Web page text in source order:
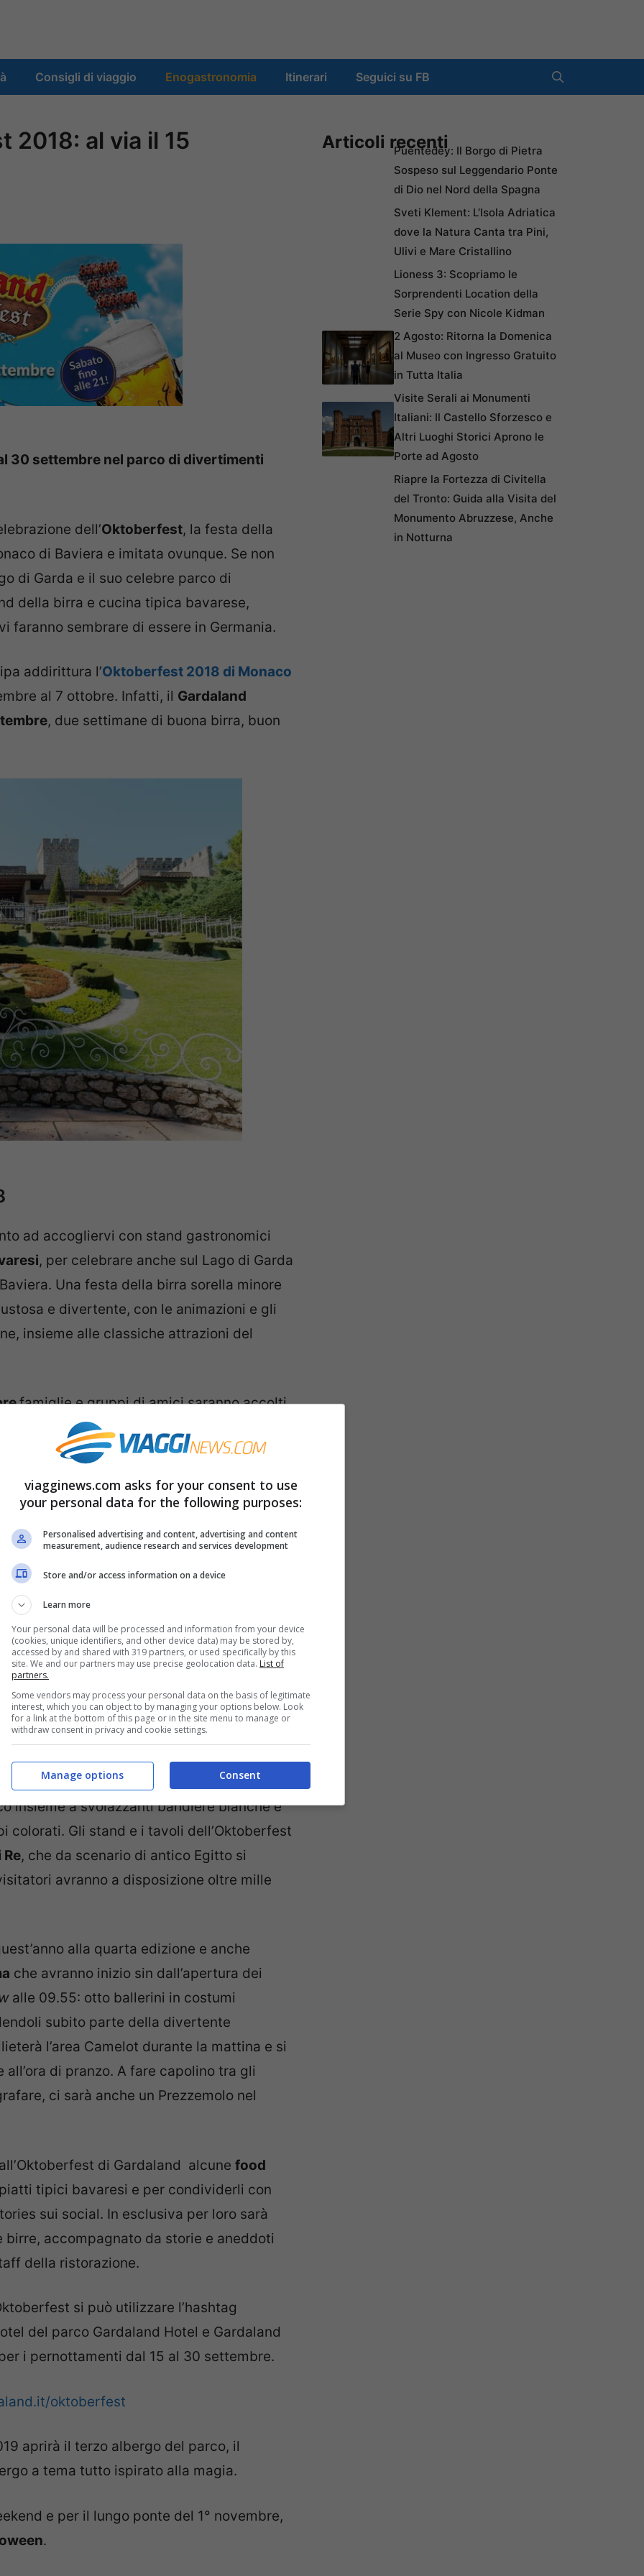
Consigli di viaggio Enogastronomia Itinerari Seguici su FB
2018: al via il 15
30 settembre nel parco di divertimenti
dell’Oktoberfest, la festa della
di Baviera e imitata ovunque. Se non
di Garda e il suo celebre parco di
della birra e cucina tipica bavarese,
faranno sembrare di essere in Germania.
addirittura l’Oktoberfest 2018 di Monaco
al 7 ottobre. Infatti, il Gardaland
, due settimane di buona birra, buon
ad accogliervi con stand gastronomici
, per celebrare anche sul Lago di Garda
Una festa della birra sorella minore
e divertente, con le animazioni e gli
insieme alle classiche attrazioni del
famiglie e gruppi di amici saranno accolti
che li intratterranno con canti, balli e
dell’
Oktoberfest. Non solo una festa
all’insegna dell’allegria.
cucina bavarese, dai wurstel con crauti
alla salsiccia di Norimberga e ai fusi di
tipo. Animazioni ai tavoli, spettacoli,
gli ospiti.
di apertura della festa, gli ospiti che
avranno diritto ad uno sconto,
dell’Oktoberfest il parco resterà aperto
grazie agli addobbi a tema e
di birra e giganteschi boccali alti oltre 5
insieme a svolazzanti bandiere bianche e
colorati. Gli stand e i tavoli dell’Oktoberfest
, che da scenario di antico Egitto si
avranno a disposizione oltre mille
alla quarta edizione e anche
che avranno inizio sin dall’apertura dei
alle 09.55: otto ballerini in costumi
subito parte della divertente
l’area Camelot durante la mattina e si
di pranzo. A fare capolino tra gli
ci sarà anche un Prezzemolo nel
di Gardaland alcune food
tipici bavaresi e per condividerli con
sui social. In esclusiva per loro sarà
accompagnato da storie e aneddoti
della ristorazione.
si può utilizzare l’hashtag
del parco Gardaland Hotel e Gardaland
i pernottamenti dal 15 al 30 settembre.
oktoberfest
aprirà il terzo albergo del parco, il
a tema tutto ispirato alla magia.
e per il lungo ponte del 1° novembre,
.
Articoli recentiPuentedey: Il Borgo di Pietra
Sospeso sul Leggendario Ponte
di Dio nel Nord della Spagna
Sveti Klement: L’Isola Adriatica
dove la Natura Canta tra Pini,
Ulivi e Mare Cristallino
Lioness 3: Scopriamo le
Sorprendenti Location della
Serie Spy con Nicole Kidman
2 Agosto: Ritorna la Domenica
al Museo con Ingresso Gratuito
in Tutta Italia
Visite Serali ai Monumenti
Italiani: Il Castello Sforzesco e
Altri Luoghi Storici Aprono le
Porte ad Agosto
Riapre la Fortezza di Civitella
del Tronto: Guida alla Visita del
Monumento Abruzzese, Anche
in Notturna
viagginews.com asks for your consent to use
your personal data for the following purposes:
Personalised advertising and content, advertising and content
measurement, audience research and services development
Store and/or access information on a device
Learn more
Your personal data will be processed and information from your device
(cookies, unique identifiers, and other device data) may be stored by,
accessed by and shared with 319 partners, or used specifically by this
site. We and our partners may use precise geolocation data. List of
partners.
Some vendors may process your personal data on the basis of legitimate
interest, which you can object to by managing your options below. Look
for a link at the bottom of this page or in the site menu to manage or
withdraw consent in privacy and cookie settings.
Consent
Manage options